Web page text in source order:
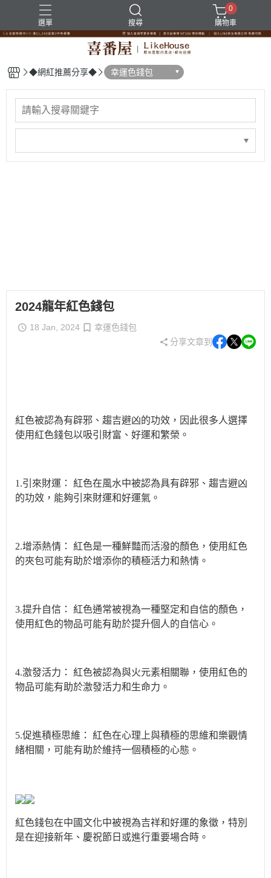
選單 搜尋
0
購物車
◆網紅推薦分享◆ 幸運色錢包
2024龍年紅色錢包
18 Jan, 2024
幸運色錢包
分享文章到
紅色被認為有辟邪、趨吉避凶的功效，因此很多人選擇
使用紅色錢包以吸引財富、好運和繁榮。
1.引來財運：
紅色在風水中被認為具有辟邪、趨吉避凶
的功效，能夠引來財運和好運氣。
2.增添熱情：
紅色是一種鮮豔而活潑的顏色，使用紅色
的夾包可能有助於增添你的積極活力和熱情。
3.提升自信：
紅色通常被視為一種堅定和自信的顏色，
使用紅色的物品可能有助於提升個人的自信心。
4.激發活力：
紅色被認為與火元素相關聯，使用紅色的
物品可能有助於激發活力和生命力。
5.促進積極思維：
紅色在心理上與積極的思維和樂觀情
緒相關，可能有助於維持一個積極的心態。
紅色錢包在中國文化中被視為吉祥和好運的象徵，特別
是在迎接新年、慶祝節日或進行重要場合時。